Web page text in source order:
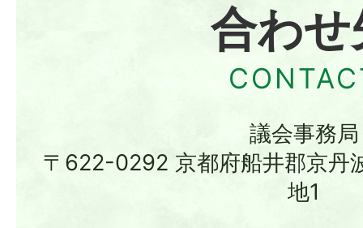
合わせ
議会事務局
〒622-0292 京都府船井郡京丹
地1